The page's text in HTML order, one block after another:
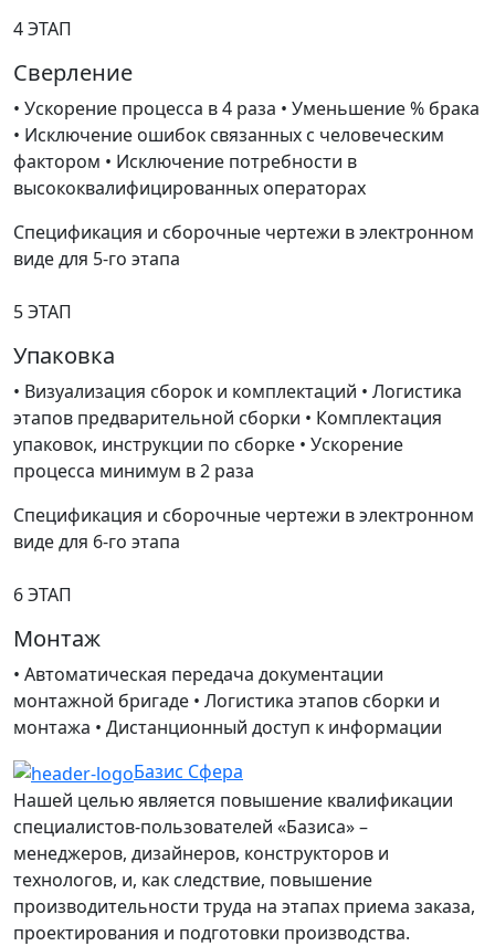
4 ЭТАП
Сверление
• Ускорение процесса в 4 раза • Уменьшение % брака
• Исключение ошибок связанных с человеческим
фактором • Исключение потребности в
высококвалифицированных операторах
Спецификация и сборочные чертежи в электронном
виде для 5-го этапа
5 ЭТАП
Упаковка
• Визуализация сборок и комплектаций • Логистика
этапов предварительной сборки • Комплектация
упаковок, инструкции по сборке • Ускорение
процесса минимум в 2 раза
Спецификация и сборочные чертежи в электронном
виде для 6-го этапа
6 ЭТАП
Монтаж
• Автоматическая передача документации
монтажной бригаде • Логистика этапов сборки и
монтажа • Дистанционный доступ к информации
Базис Сфера
Нашей целью является повышение квалификации
специалистов-пользователей «Базиса» –
менеджеров, дизайнеров, конструкторов и
технологов, и, как следствие, повышение
производительности труда на этапах приема заказа,
проектирования и подготовки производства.